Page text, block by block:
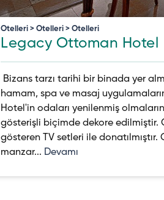
Otelleri > Otelleri > Otelleri
Legacy Ottoman Hotel
Bizans tarzı tarihi bir binada yer
hamam, spa ve masaj
Hotel'in odaları yenilenmiş
gösterişli biçimde dekore edilmiştir.
gösteren TV setleri ile
manzar... Devamı